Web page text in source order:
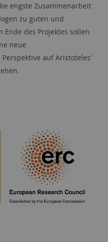
engste Zusammenarbeit
zu guten und
des Projektes sollen
neue
auf Aristotelesʼ